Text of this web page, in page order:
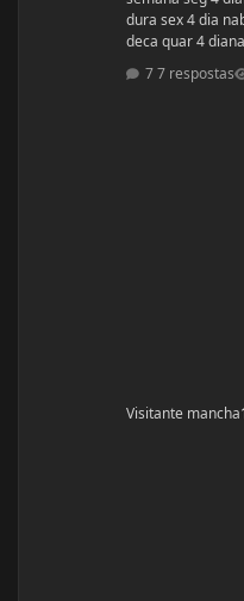
dura sex 4 dia nabol 3º e 4º semana seg 4 dianabol ter
deca quar 4 dianabol quin deca sex 4 dianabol 5678
seman vou
PERGUNTAS : 1 - GOSTARIA DE SABER A OPNIÃO DE
7 respostas
Visitante mancha